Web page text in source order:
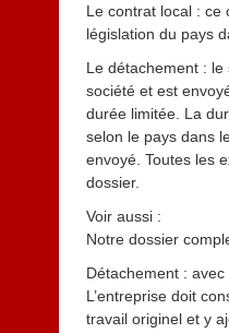
Le contrat local : ce
législation du pays
Le détachement : le
société et est
durée limitée. La
selon le pays dans
envoyé. Toutes les
dossier.
Voir aussi :
Notre dossier
Détachement :
L’entreprise doit
travail originel et y